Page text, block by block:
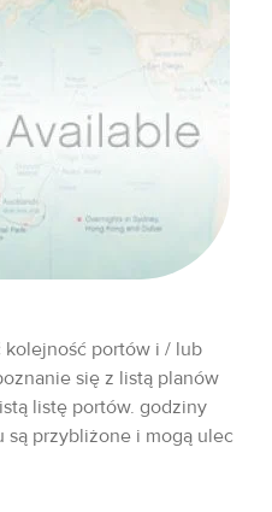
kolejność portów i / lub
się z listą planów
listę portów. godziny
są przybliżone i mogą ulec